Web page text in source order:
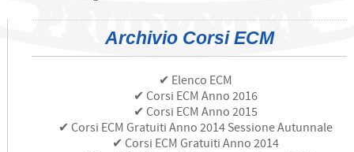
Archivio Corsi ECM
✔ Elenco ECM
✔ Corsi ECM Anno 2016
✔ Corsi ECM Anno 2015
✔ Corsi ECM Gratuiti Anno 2014 Sessione Autunnale
✔ Corsi ECM Gratuiti Anno 2014